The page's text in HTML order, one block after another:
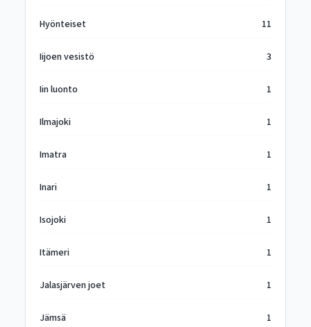
Hyönteiset 11
Iijoen vesistö 3
Iin luonto 1
Ilmajoki 1
Imatra 1
Inari 1
Isojoki 1
Itämeri 1
Jalasjärven joet 1
Jämsä 1